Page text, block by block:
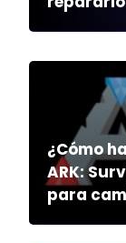
¿Cómo
ARK:
para